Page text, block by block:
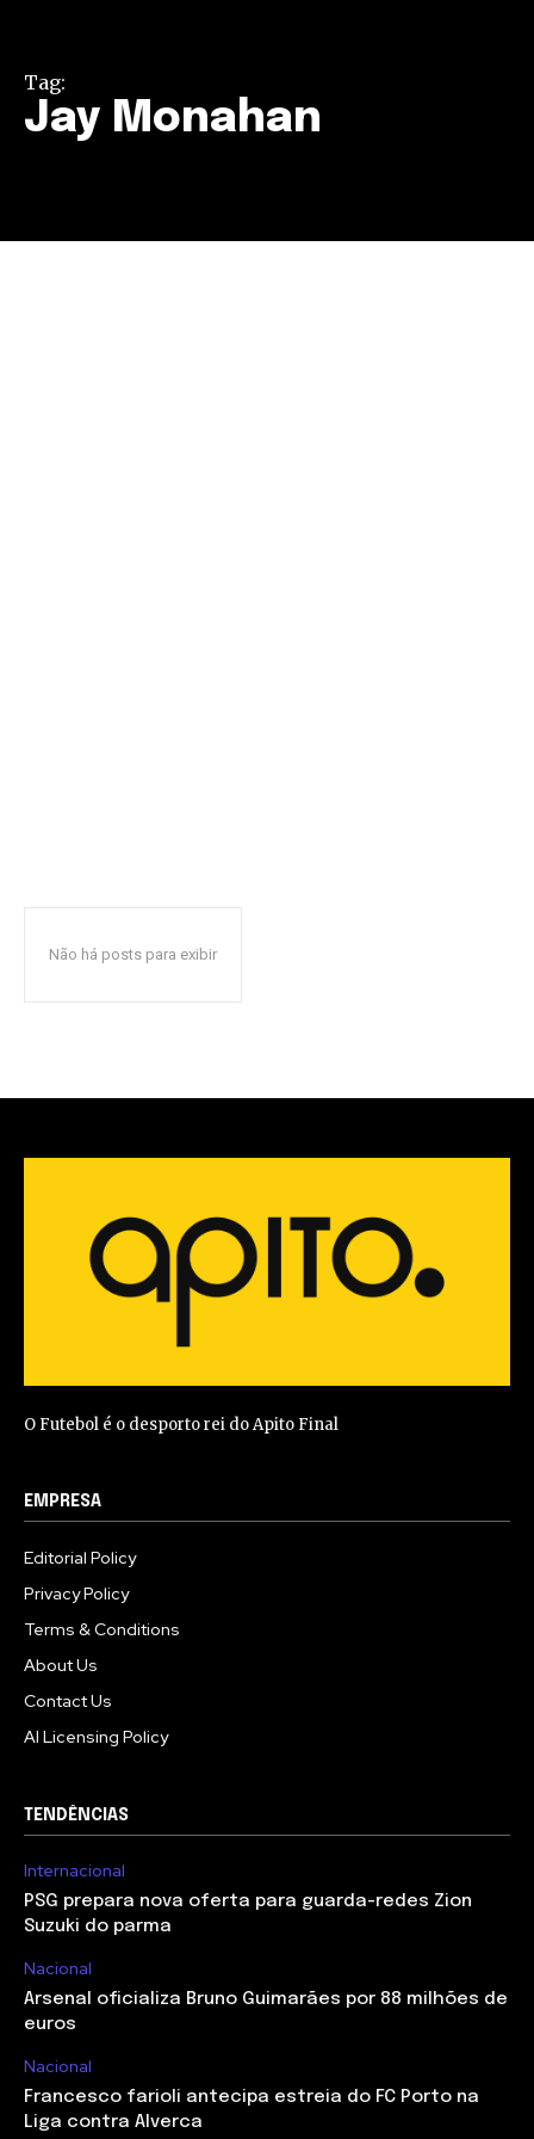
Tag:
Jay Monahan
Não há posts para exibir
O Futebol é o desporto rei do Apito Final
EMPRESA
Editorial Policy
Privacy Policy
Terms & Conditions
About Us
Contact Us
AI Licensing Policy
TENDÊNCIAS
Internacional
PSG prepara nova oferta para guarda-redes Zion
Suzuki do parma
Nacional
Arsenal oficializa Bruno Guimarães por 88 milhões de
euros
Nacional
Francesco farioli antecipa estreia do FC Porto na
Liga contra Alverca